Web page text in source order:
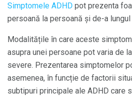
Simptomele ADHD pot prezenta
persoană la persoană și de-a
Modalitățile în care aceste
asupra unei persoane pot varia de
severe. Prezentarea simptomelor
asemenea, în funcție de factorii
subtipuri principale ale ADHD care